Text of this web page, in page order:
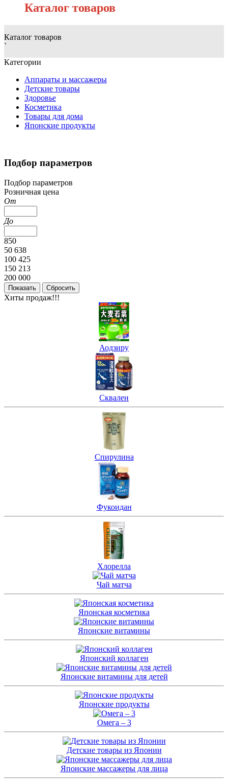
Каталог товаров
Каталог товаров
`
Категории
Аппараты и массажеры
Детские товары
Здоровье
Косметика
Товары для дома
Японские продукты
Подбор параметров
Подбор параметров
Розничная цена
От
До
850
50 638
100 425
150 213
200 000
Хиты продаж!!!
Аодзиру
Сквален
Спирулина
Фукоидан
Хлорелла
Чай матча
Японская косметика
Японские витамины
Японский коллаген
Японские витамины для детей
Японские продукты
Омега – 3
Детские товары из Японии
Японские массажеры для лица